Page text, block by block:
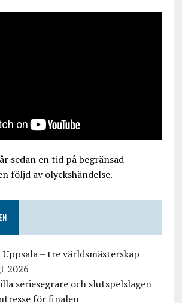
sedan en tid på begränsad
följd av olyckshändelse.
– tre världsmästerskap
2026
seriesegrare och slutspelslagen
för finalen